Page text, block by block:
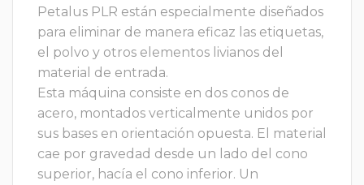
Petalus PLR están especialmente diseñados
para eliminar de manera eficaz las etiquetas,
el polvo y otros elementos livianos del
material de entrada.
Esta máquina consiste en dos conos de
acero, montados verticalmente unidos por
sus bases en orientación opuesta. El material
cae por gravedad desde un lado del cono
superior, hacía el cono inferior. Un